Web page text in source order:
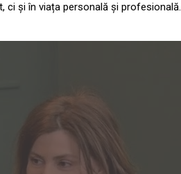
și în viața personală și profesională.